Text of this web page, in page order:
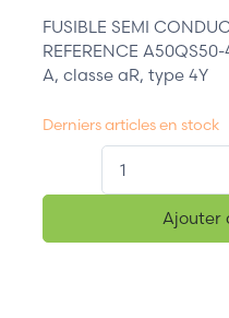
FUSIBLE SEMI
REFERENCE
A, classe aR, type 4Y
Derniers articles en stock
Ajouter